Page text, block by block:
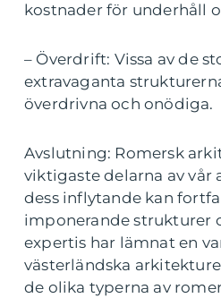
kostnader för underhåll
– Överdrift: Vissa av de
extravaganta
överdrivna och onödiga.
Avslutning: Romersk
viktigaste delarna av vår
dess inflytande kan
imponerande strukturer
expertis har lämnat en
västerländska
de olika typerna av